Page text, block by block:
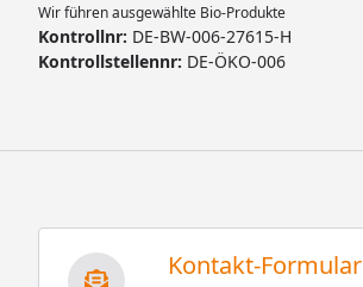
Wir führen ausgewählte Bio-Produkte
Kontrollnr: DE-BW-006-27615-H
Kontrollstellennr: DE-ÖKO-006
Kontakt-Formular